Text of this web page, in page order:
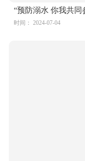
“预防溺水 你我共同
时间： 2024-07-04